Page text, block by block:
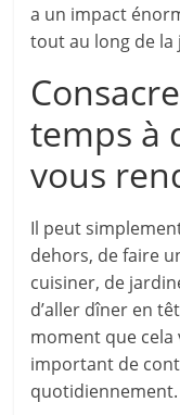
a un impact
tout au long de la
temps à
vous
Il peut
dehors, de faire
cuisiner, de
d’aller dîner en
moment que
important de
quotidiennement.